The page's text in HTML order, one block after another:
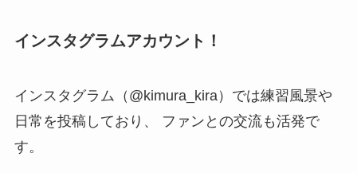
インスタグラムアカウント！
インスタグラム（@kimura_kira）では練習風景や
日常を投稿しており、 ファンとの交流も活発で
す。